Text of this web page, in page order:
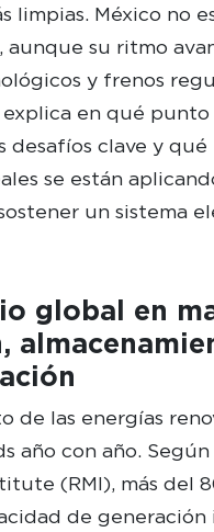
limpias. México no
aunque su ritmo
y frenos
en qué punto
desafíos clave y qué
se están
un sistema
global en
de las energías
año con año.
(RMI), más del
de generación